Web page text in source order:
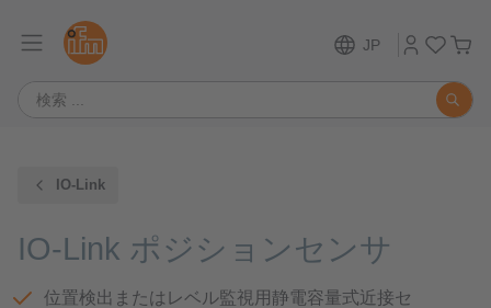
JP
IO-Link
IO-Link ポジションセンサ
位置検出またはレベル監視用静電容量式近接セ